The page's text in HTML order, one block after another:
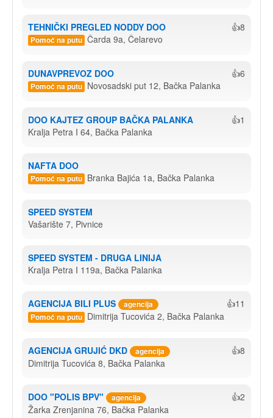
TEHNIČKI PREGLED NODDY DOO 👍8
Pomoć na putu Čarda 9a, Čelarevo
DUNAVPREVOZ DOO 👍6
Pomoć na putu Novosadski put 12, Bačka Palanka
DOO KAJTEZ GROUP BAČKA PALANKA
👍1
Kralja Petra I 64, Bačka Palanka
NAFTA DOO
Pomoć na putu Branka Bajića 1a, Bačka Palanka
SPEED SYSTEM
Vašarište 7, Pivnice
SPEED SYSTEM - DRUGA LINIJA
Kralja Petra I 119a, Bačka Palanka
AGENCIJA BILI PLUS agencija 👍11
Pomoć na putu Dimitrija Tucovića 2, Bačka Palanka
AGENCIJA GRUJIĆ DKD agencija
👍8
Dimitrija Tucovića 8, Bačka Palanka
DOO "POLIS BPV" agencija
👍2
Žarka Zrenjanina 76, Bačka Palanka